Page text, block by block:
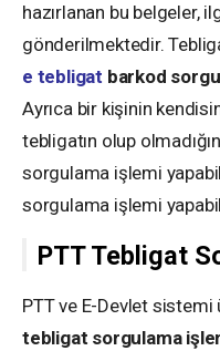
hazırlanan bu belgeler,
gönderilmektedir.
e tebligat barkod
Ayrıca bir kişinin
tebligatın olup
sorgulama işlemi
sorgulama işlemi
PTT Tebligat
PTT ve E-Devlet sistemi
tebligat sorgulama